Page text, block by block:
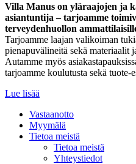
Villa Manus on yläraajojen ja
asiantuntija – tarjoamme
terveydenhuollon
Tarjoamme laajan valikoiman
pienapuvälineitä sekä materiaalit
Autamme myös
tarjoamme koulutusta sekä tuote-
Lue lisää
Vastaanotto
Myymälä
Tietoa meistä
Tietoa meistä
Yhteystiedot